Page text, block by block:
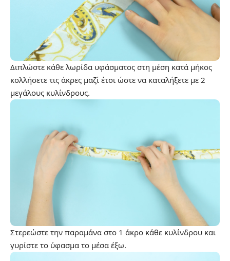
Διπλώστε κάθε λωρίδα υφάσματος στη μέση κατά μήκος
κολλήσετε τις άκρες μαζί έτσι ώστε να καταλήξετε με 2
μεγάλους κυλίνδρους.
Στερεώστε την παραμάνα στο 1 άκρο κάθε κυλίνδρου και
γυρίστε το ύφασμα το μέσα έξω.